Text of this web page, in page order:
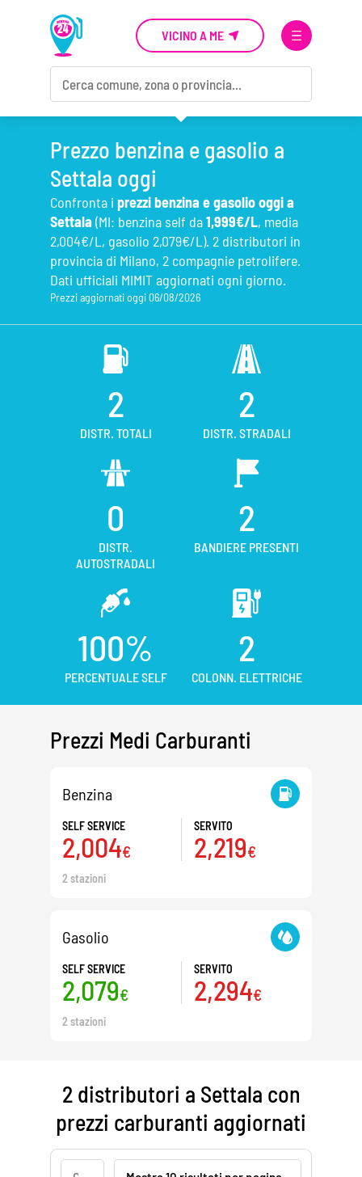
VICINO A ME
Prezzo benzina e gasolio a
Settala oggi
Confronta i prezzi benzina e gasolio oggi a
Settala (MI: benzina self da1,999€/L, media
2,004€/L, gasolio 2,079€/L). 2 distributori in
provincia di Milano, 2 compagnie petrolifere.
Dati ufficiali MIMIT aggiornati ogni giorno.
Prezzi aggiornati oggi 06/08/2026
2
DISTR. TOTALI
2
DISTR. STRADALI
0
DISTR.
AUTOSTRADALI
2
BANDIERE PRESENTI
100%
PERCENTUALE SELF
2
COLONN. ELETTRICHE
Prezzi Medi Carburanti
Benzina
SELF SERVICE
2,004€
SERVITO
2,219€
2 stazioni
Gasolio
SELF SERVICE
2,079€
SERVITO
2,294€
2 stazioni
2 distributori a Settala con
prezzi carburanti aggiornati